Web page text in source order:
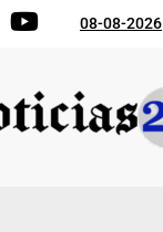
YouTube08-08-2026